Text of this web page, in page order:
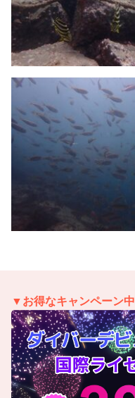
▼お得なキャンペーン中